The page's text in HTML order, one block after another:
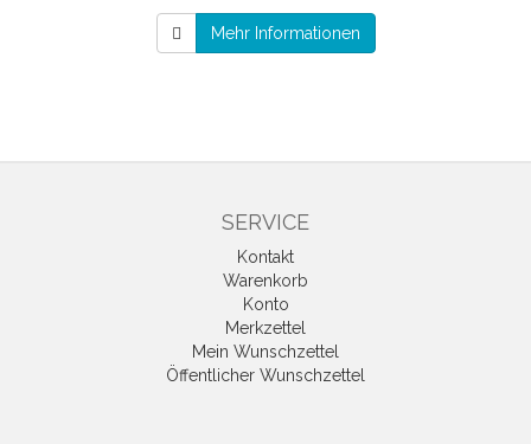
Mehr Informationen
SERVICE
Kontakt
Warenkorb
Konto
Merkzettel
Mein Wunschzettel
Öffentlicher Wunschzettel